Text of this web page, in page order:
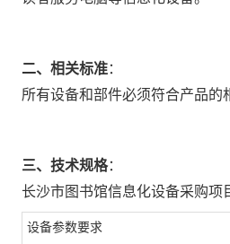
二、相关标准：
所有设备和部件必须符合产品
三、技术规格：
长沙市图书馆信息化设备采购项
设备参数要求